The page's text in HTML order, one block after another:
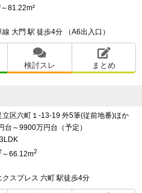
約者の方からのクチコミを
81.22m²
大門 駅 徒歩4分 （A6出入口）
検討スレ まとめ
立区六町１-13-19 外5筆(従前地番)ほか
台～9900万円台（予定）
～66.12m2
クスプレス 六町 駅徒歩4分